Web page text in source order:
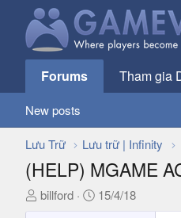
Forums Tham gia
New posts
Lưu Trữ Lưu trữ | Infinity
(HELP) MGAME
T
billford
N
15/4/18